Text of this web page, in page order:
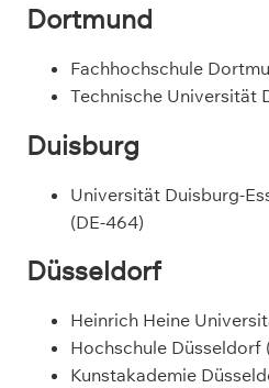
Dortmund
Fachhochschule
Technische Universität
Duisburg
Universität Duisburg-
(DE-464)
Düsseldorf
Heinrich Heine
Hochschule Düsseldorf
Kunstakademie